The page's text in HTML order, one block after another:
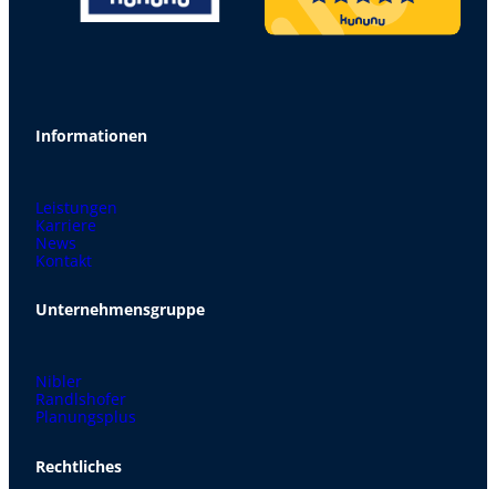
Informationen
Leistungen
Karriere
News
Kontakt
Unternehmensgruppe
Nibler
Randlshofer
Planungsplus
Rechtliches